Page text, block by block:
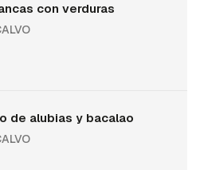
con verduras
de alubias y bacalao